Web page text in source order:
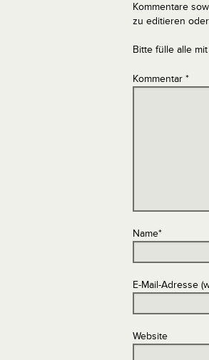
Kommentare
zu editieren
Bitte fülle alle
Kommentar *
Name*
E-Mail-Adresse
Website